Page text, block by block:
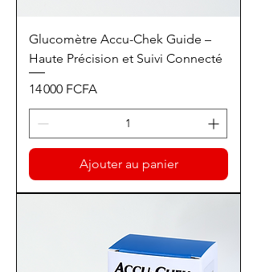
Glucomètre Accu-Chek Guide –
Haute Précision et Suivi Connecté
Prix
14 000 FCFA
Ajouter au panier